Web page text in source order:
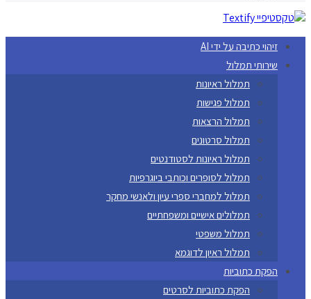
זיהוי כתיבה על ידי AI
שירותי תמלול
תמלול ראיונות
תמלול פגישות
תמלול הרצאות
תמלול סרטונים
תמלול ראיונות לסטודנטים
תמלול לסופרים וכותבי ביוגרפיות
תמלול למחברי ספרי עיון ולאנשי מחקר
תמלולים אישיים ומשפחתיים
תמלול משפטי
תמלול ראיון לדוגמא
הפקת כתוביות
הפקת כתוביות לסרטים